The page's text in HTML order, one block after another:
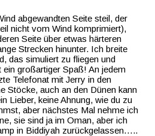
abgewandten Seite steil, der
nicht vom Wind komprimiert),
Seite über etwas härteren
Strecken hinunter. Ich breite
das simuliert zu fliegen und
großartiger Spaß! An jedem
Telefonat mit Jerry in den
Stöcke, auch an den Dünen kann
Lieber, keine Ahnung, wie du zu
aber nächstes Mal nehme ich
sie sind ja im Oman, aber ich
in Biddiyah zurückgelassen…..